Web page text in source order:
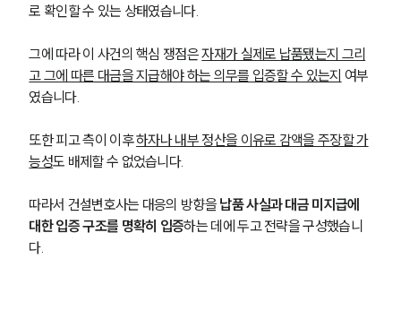
로 확인할 수 있는 상태였습니다.
그에 따라 이 사건의 핵심 쟁점은 자재가 실제로 납품됐는지 그리
고 그에 따른 대금을 지급해야 하는 의무를 입증할 수 있는지 여부
였습니다.
또한 피고 측이 이후 하자나 내부 정산을 이유로 감액을 주장할 가
능성도 배제할 수 없었습니다.
따라서 건설변호사는 대응의 방향을 납품 사실과 대금 미지급에
대한 입증 구조를 명확히 입증하는 데에 두고 전략을 구성했습니
다.